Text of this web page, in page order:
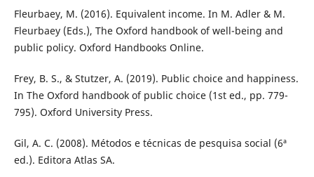
Fleurbaey, M. (2016). Equivalent income. In M. Adler & M.
Fleurbaey (Eds.), The Oxford handbook of well-being and
public policy. Oxford Handbooks Online.
Frey, B. S., & Stutzer, A. (2019). Public choice and happiness.
In The Oxford handbook of public choice (1st ed., pp. 779-
795). Oxford University Press.
Gil, A. C. (2008). Métodos e técnicas de pesquisa social (6ª
ed.). Editora Atlas SA.